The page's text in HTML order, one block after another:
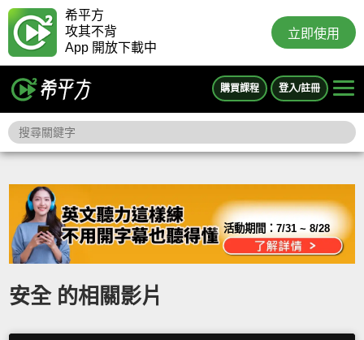
希平方
攻其不背
App 開放下載中
立即使用
購買課程 登入/註冊
活動期間：7/31 ~ 8/28
安全 的相關影片